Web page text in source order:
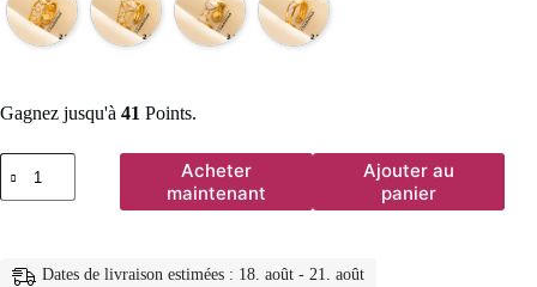
Gagnez jusqu'à 41 Points.
quantité
de
Bagues
Acheter
maintenant
Ajouter au
panier
Dates de livraison estimées : 18. août - 21. août